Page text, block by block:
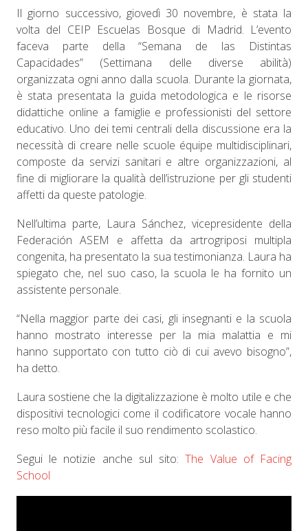
Il giorno successivo, giovedì 30 novembre, è stata la
volta del CEIP Escuelas Bosque di Madrid. L’evento
faceva parte della “Semana de las Distintas
Capacidades” (Settimana delle diverse abilità)
organizzata ogni anno dalla scuola. Durante la giornata,
è stata presentata la guida metodologica e le risorse
didattiche online a famiglie e professionisti del settore
educativo. Uno dei temi centrali della discussione era la
necessità di creare nelle scuole équipe multidisciplinari,
composte da servizi sanitari e altre organizzazioni, al
fine di migliorare la qualità dell’istruzione per gli studenti
affetti da queste patologie.
Nell’ultima parte, Laura Sánchez, vicepresidente della
Federación ASEM e affetta da artrogriposi multipla
congenita, ha presentato la sua testimonianza. Laura ha
spiegato che, nel suo caso, la scuola le ha fornito un
assistente personale.
“Nella maggior parte dei casi, gli insegnanti e la scuola
hanno mostrato interesse per la mia malattia e mi
hanno supportato con tutto ciò di cui avevo bisogno”,
ha detto.
Laura sostiene che la digitalizzazione è molto utile e che
dispositivi tecnologici come il codificatore vocale hanno
reso molto più facile il suo rendimento scolastico.
Segui le notizie anche sul sito:The Value of Facing
School